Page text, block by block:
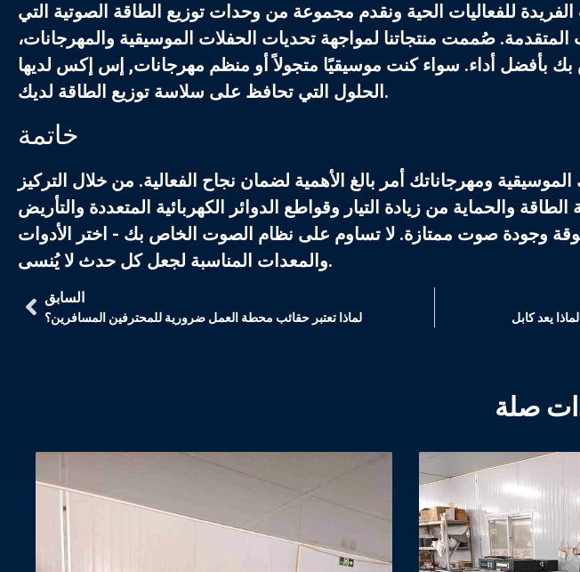
للفعاليات الحية ونقدم مجموعة من وحدات توزيع الطاقة الصوتية التي
المتقدمة. صُممت منتجاتنا لمواجهة تحديات الحفلات الموسيقية والمهرجانات،
بأفضل أداء. سواء كنت موسيقيًا متجولاً أو منظم مهرجانات, إس إكس لديها
الحلول التي تحافظ على سلاسة توزيع الطاقة لديك.
خاتمة
الموسيقية ومهرجاناتك أمر بالغ الأهمية لضمان نجاح الفعالية. من خلال التركيز
والحماية من زيادة التيار وقواطع الدوائر الكهربائية المتعددة والتأريض
وجودة صوت ممتازة. لا تساوم على نظام الصوت الخاص بك - اختر الأدوات
والمعدات المناسبة لجعل كل حدث لا يُنسى.
السابق
لماذا تعتبر حقائب محطة العمل ضرورية للمحترفين المسافرين؟
صلة